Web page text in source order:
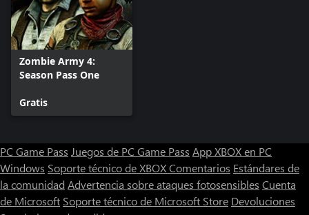
Zombie Army 4:
Season Pass One
Gratis
PC Game Pass Juegos de PC Game Pass App XBOX en PC
Windows Soporte técnico de XBOXComentarios Estándares de
la comunidad Advertencia sobre ataques fotosensibles Cuenta
de Microsoft Soporte técnico de Microsoft Store Devoluciones